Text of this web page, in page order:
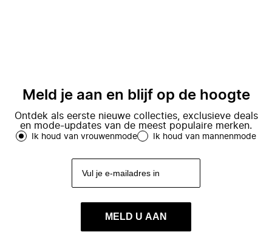
Meld je aan en blijf op de hoogte
Ontdek als eerste nieuwe collecties, exclusieve deals
en mode-updates van de meest populaire merken.
Ik houd van vrouwenmode Ik houd van mannenmode
MELD U AAN